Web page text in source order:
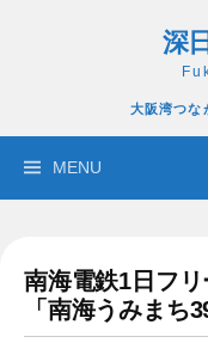
ツ
深
大阪湾つな
MENU
南海電鉄1日フ
「南海うみまち